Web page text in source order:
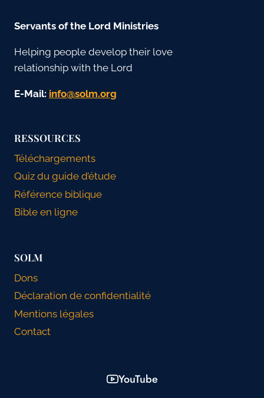
Servants of the Lord Ministries
Helping people develop their love
relationship with the Lord
E-Mail: gro.mlos@ofni
RESSOURCES
Téléchargements
Quiz du guide d’étude
Référence biblique
Bible en ligne
SOLM
Dons
Déclaration de confidentialité
Mentions légales
Contact
YouTube